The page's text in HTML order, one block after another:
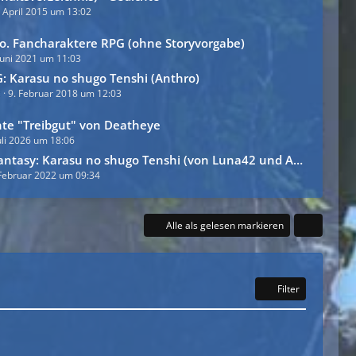
April 2015 um 13:02
Fancharaktere RPG (ohne Storyvorgabe)
2021 um 11:03
Karasu no shugo Tenshi (Anthro)
9. Februar 2018 um 12:03
"Treibgut" von Deatheye
2026 um 18:06
Karasu no shugo Tenshi (von Luna42 und Angelfeather13)
2022 um 09:34
Alle als gelesen markieren
Filter